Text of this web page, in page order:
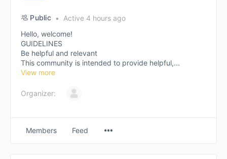
Public
Active 4 hours ago
Hello, welcome!
GUIDELINES
Be helpful and relevant
This community is intended to provide helpful,...
View more
Organizer:
Members Feed